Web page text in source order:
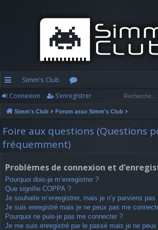
cc
ès
ra
pi
d
e
Simm's Club
or
u
m
s
Connexion S’enregistrer
Simm's Club Forum asso Simm's Club
Foire aux questions (Questions
fréquemment)
Problèmes de connexion et
Pourquoi dois-je m’enregistrer ?
Que signifie COPPA ?
Je souhaite m’enregistrer, mais je n’y parviens pas
Je suis enregistré mais je ne peux pas me
Pourquoi ne puis-je pas me connecter ?
Je me suis enregistré par le passé mais je ne